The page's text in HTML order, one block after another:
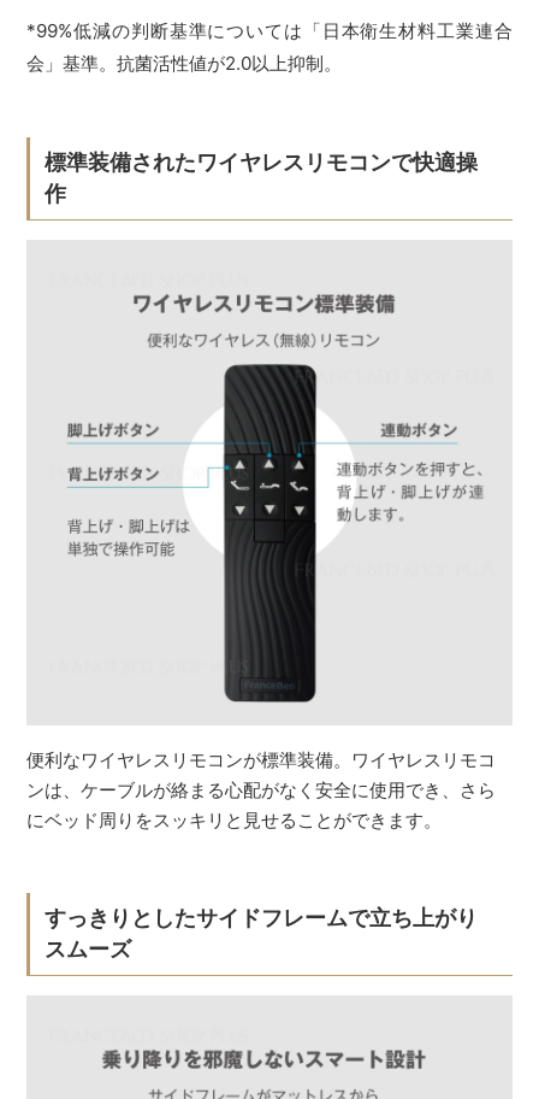
*99%低減の判断基準については「日本衛生材料工業連合
会」基準。抗菌活性値が2.0以上抑制。
標準装備されたワイヤレスリモコンで快適操
作
便利なワイヤレスリモコンが標準装備。ワイヤレスリモコ
ンは、ケーブルが絡まる心配がなく安全に使用でき、さら
にベッド周りをスッキリと見せることができます。
すっきりとしたサイドフレームで立ち上がり
スムーズ